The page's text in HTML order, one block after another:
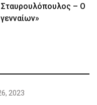
– Ο
2023